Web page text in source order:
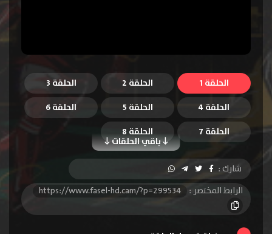
الحلقة 1 الحلقة 2
الحلقة 3
الحلقة 4
الحلقة 5 الحلقة 6
باقي الحلقات
الحلقة 7 الحلقة 8
شارك :
الرابط المختصر :
https://www.fasel-hd.cam/?p=299534